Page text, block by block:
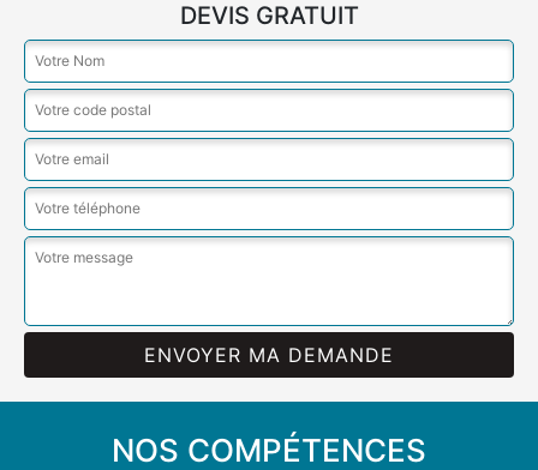
DEVIS GRATUIT
NOS COMPÉTENCES